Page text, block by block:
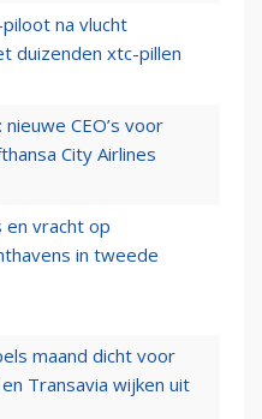
na vlucht
duizenden xtc-pillen
CEO’s voor
City Airlines
en vracht op
in tweede
maand dicht voor
Transavia wijken uit